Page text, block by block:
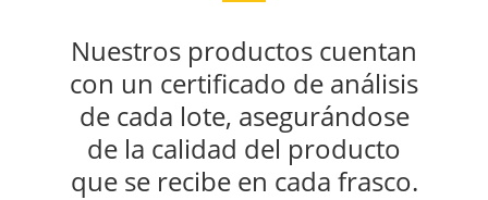
Nuestros productos cuentan
con un certificado de análisis
de cada lote, asegurándose
de la calidad del producto
que se recibe en cada frasco.